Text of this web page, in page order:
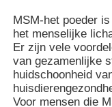
MSM-Poeder
MSM
Dimethyl Sulfon
MSM-het poeder
het menselijke
Er zijn vele
van gezamenlijke
huidschoonheid
Voor mensen die